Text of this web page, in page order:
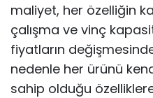
maliyet, her özelliğin
çalışma ve vinç
fiyatların
nedenle her ürünü
sahip olduğu